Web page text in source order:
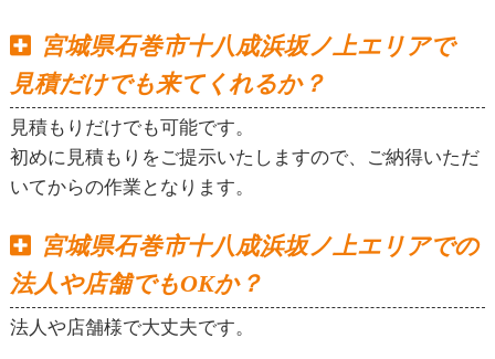
宮城県石巻市十八成浜坂ノ上エリアで
見積だけでも来てくれるか？
見積もりだけでも可能です。
初めに見積もりをご提示いたしますので、ご納得いただ
いてからの作業となります。
宮城県石巻市十八成浜坂ノ上エリアでの
法人や店舗でもOKか？
法人や店舗様で大丈夫です。